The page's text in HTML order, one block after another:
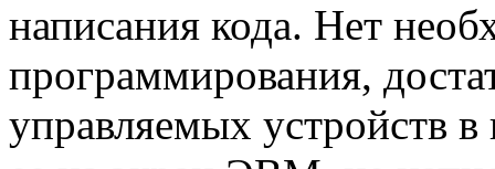
написания кода. Нет
программирования,
управляемых устройств